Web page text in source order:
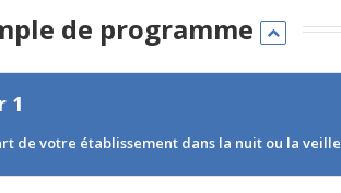
de programme
1
de votre établissement dans la nuit ou la